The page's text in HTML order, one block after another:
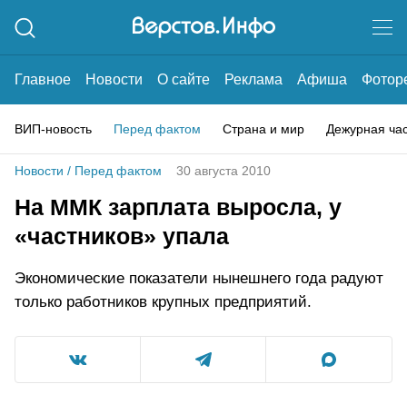
Главное Новости О сайте Реклама Афиша
ВИП-новость Перед фактом Страна и мир Дежурная
Новости / Перед фактом 30 августа 2010
На ММК зарплата выросла, у
«частников» упала
Экономические показатели нынешнего года радуют
только работников крупных предприятий.